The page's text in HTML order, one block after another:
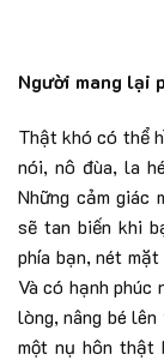
Video
Người mang lại
Thật khó có thể
nói, nô đùa, la
Những cảm giác
sẽ tan biến khi
phía bạn, nét
Và có hạnh phúc
lòng, nâng bé lên
một nụ hôn thật